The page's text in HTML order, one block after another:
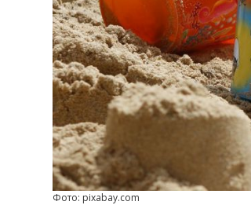
Фото: pixabay.com